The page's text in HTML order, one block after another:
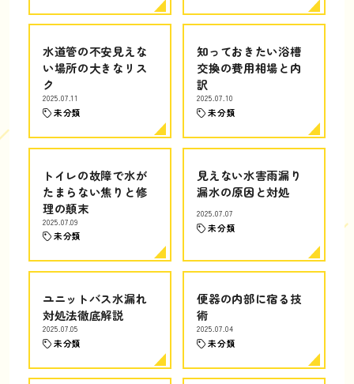
水道管の不安見えな
い場所の大きなリス
ク
2025.07.11
未分類
知っておきたい浴槽
交換の費用相場と内
訳
2025.07.10
未分類
トイレの故障で水が
たまらない焦りと修
理の顛末
2025.07.09
未分類
見えない水害雨漏り
漏水の原因と対処
2025.07.07
未分類
ユニットバス水漏れ
対処法徹底解説
2025.07.05
未分類
便器の内部に宿る技
術
2025.07.04
未分類